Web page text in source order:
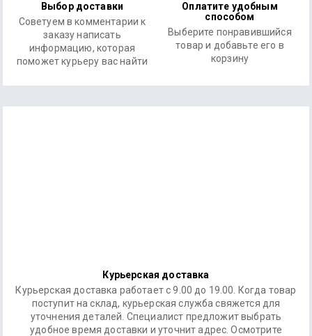
Выбор доставки
Советуем в комментарии к
заказу написать
информацию, которая
поможет курьеру вас найти
Оплатите удобным
способом
Выберите понравившийся
товар и добавьте его в
корзину
Курьерская доставка
Курьерская доставка работает с 9.00 до 19.00. Когда товар
поступит на склад, курьерская служба свяжется для
уточнения деталей. Специалист предложит выбрать
удобное время доставки и уточнит адрес. Осмотрите